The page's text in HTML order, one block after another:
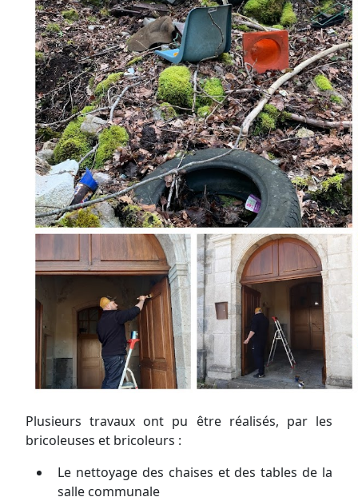
Plusieurs travaux ont pu être réalisés, par les
bricoleuses et bricoleurs :
Le nettoyage des chaises et des tables de la
salle communale